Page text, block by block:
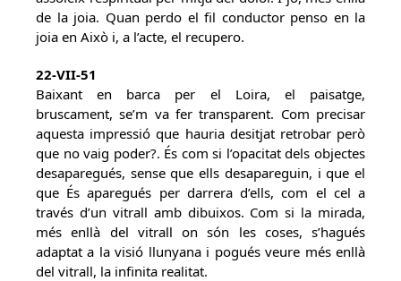
de la joia. Quan perdo el fil conductor penso en la
joia en Això i, a l’acte, el recupero.
22-VII-51
Baixant en barca per el Loira, el paisatge,
bruscament, se’m va fer transparent. Com precisar
aquesta impressió que hauria desitjat retrobar però
que no vaig poder?. És com si l’opacitat dels objectes
desaparegués, sense que ells desapareguin, i que el
que És aparegués per darrera d’ells, com el cel a
través d’un vitrall amb dibuixos. Com si la mirada,
més enllà del vitrall on són les coses, s’hagués
adaptat a la visió llunyana i pogués veure més enllà
del vitrall, la infinita realitat.